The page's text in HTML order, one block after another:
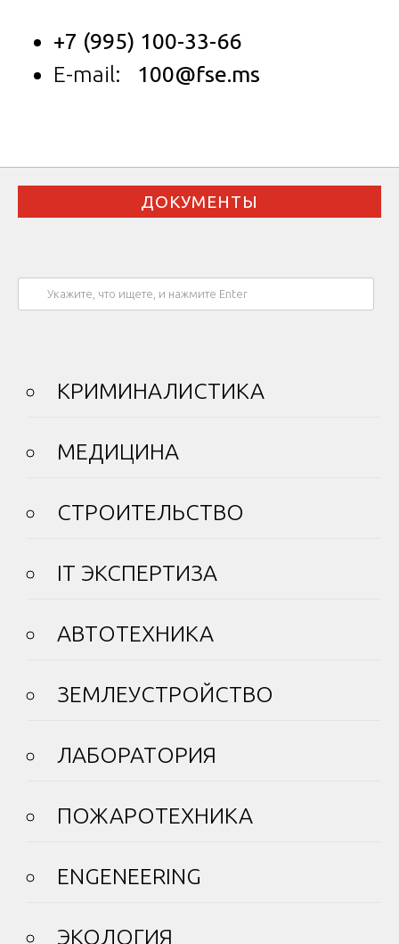
+7 (995) 100-33-66
E-mail: 100@fse.ms
ДОКУМЕНТЫ
КРИМИНАЛИСТИКА
МЕДИЦИНА
СТРОИТЕЛЬСТВО
IT ЭКСПЕРТИЗА
АВТОТЕХНИКА
ЗЕМЛЕУСТРОЙСТВО
ЛАБОРАТОРИЯ
ПОЖАРОТЕХНИКА
ENGENEERING
ЭКОЛОГИЯ